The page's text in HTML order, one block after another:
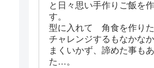
と日々思い手作りご飯を
す。
型に入れて 角食を作りた
チャレンジするもなかな
まくいかず、諦めた事も
た…。